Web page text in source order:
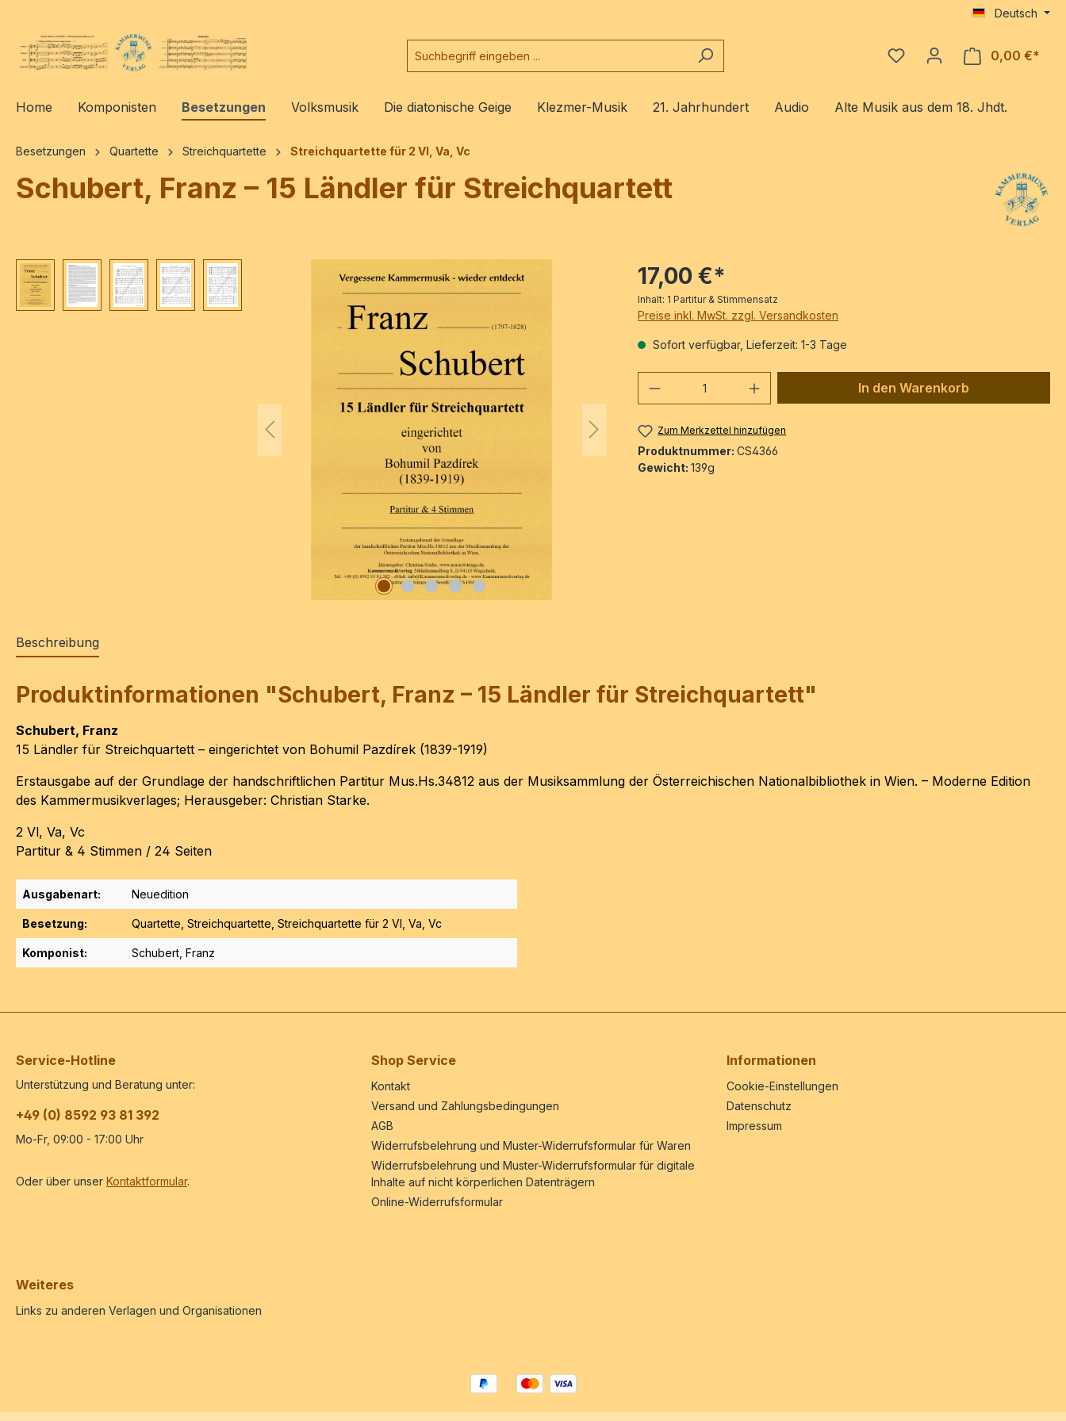
Deutsch
0,00 €*
Home Komponisten Besetzungen Volksmusik Die diatonische Geige Klezmer-Musik 21. Jahrhundert Audio Alte Musik aus dem 18. Jhdt.
Besetzungen Quartette Streichquartette Streichquartette für 2 Vl, Va, Vc
Schubert, Franz – 15 Ländler für Streichquartett
Bildergalerie überspringen 17,00 €*
Inhalt: 1 Partitur & Stimmensatz
Preise inkl. MwSt. zzgl. Versandkosten
Sofort verfügbar, Lieferzeit: 1-3 Tage
Produkt Anzahl: Gib den gewünschten Wert
In den Warenkorb
Zum Merkzettel hinzufügen
Produktnummer: CS4366
Gewicht: 139g
Beschreibung
Produktinformationen "Schubert, Franz – 15 Ländler für Streichquartett"
Schubert, Franz
15 Ländler für Streichquartett – eingerichtet von Bohumil Pazdírek (1839-1919)
Erstausgabe auf der Grundlage der handschriftlichen Partitur Mus.Hs.34812 aus der Musiksammlung der Österreichischen Nationalbibliothek in Wien. – Moderne Edition
des Kammermusikverlages; Herausgeber: Christian Starke.
2 Vl, Va, Vc
Partitur & 4 Stimmen / 24 Seiten
Ausgabenart: Neuedition
Besetzung: Quartette , Streichquartette , Streichquartette für 2 Vl, Va, Vc
Komponist: Schubert, Franz
Service-Hotline
Unterstützung und Beratung unter:
+49 (0) 8592 93 81 392
Mo-Fr, 09:00 - 17:00 Uhr
Oder über unser Kontaktformular.
Shop Service
Kontakt
Versand und Zahlungsbedingungen
AGB
Widerrufsbelehrung und Muster-Widerrufsformular für Waren
Widerrufsbelehrung und Muster-Widerrufsformular für digitale
Inhalte auf nicht körperlichen Datenträgern
Online-Widerrufsformular
Informationen
Cookie-Einstellungen
Datenschutz
Impressum
Weiteres
Links zu anderen Verlagen und Organisationen